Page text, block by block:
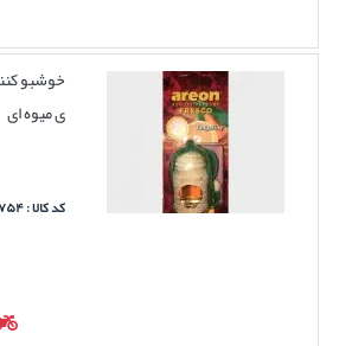
خوشبو
ی میوه ای
کد کالا : ۲۷۵۴